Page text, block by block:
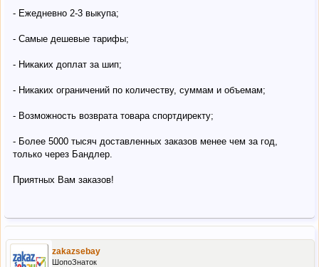
- Ежедневно 2-3 выкупа;
- Самые дешевые тарифы;
- Никаких доплат за шип;
- Никаких ограничений по количеству, суммам и объемам;
- Возможность возврата товара спортдиректу;
- Более 5000 тысяч доставленных заказов менее чем за год,
только через Бандлер.
Приятных Вам заказов!
zakazsebay
ШопоЗнаток